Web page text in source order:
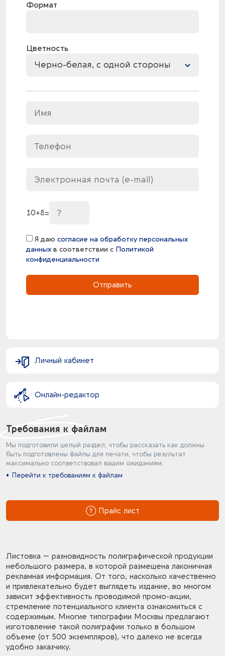
Формат
Цветность
Черно-белая, с одной стороны
10+8=
Я даю согласие на обработку персональных
данных в соответствии с Политикой
конфиденциальности
Отправить
Личный кабинет
Онлайн-редактор
Требования к файлам
Мы подготовили целый раздел, чтобы рассказать как должны
быть подготовлены файлы для печати, чтобы результат
максимально соответствовал вашим ожиданиям.
Перейти к требованиям к файлам
Прайс лист
Листовка — разновидность полиграфической продукции
небольшого размера, в которой размещена лаконичная
рекламная информация. От того, насколько качественно
и привлекательно будет выглядеть издание, во многом
зависит эффективность проводимой промо-акции,
стремление потенциального клиента ознакомиться с
содержимым. Многие типографии Москвы предлагают
изготовление такой полиграфии только в большом
объеме (от 500 экземпляров), что далеко не всегда
удобно заказчику.